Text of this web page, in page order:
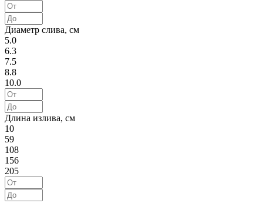
Диаметр слива, см
5.0
6.3
7.5
8.8
10.0
Длина излива, см
10
59
108
156
205